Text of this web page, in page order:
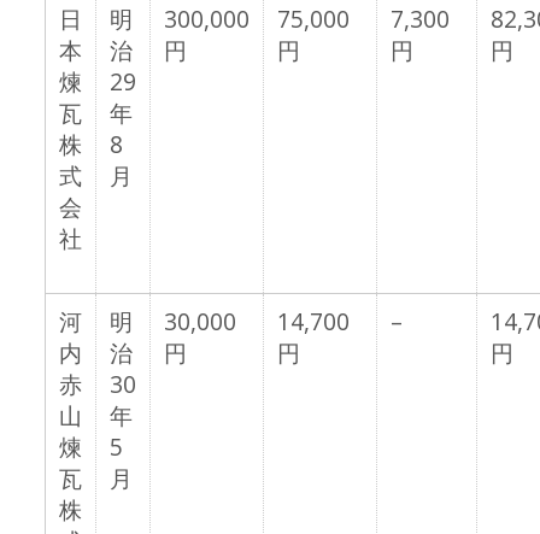
日
本
煉
瓦
株
式
会
社
明
治
29
年
8
月
300,000
円
75,000
円
7,300
円
円
河
内
赤
山
煉
瓦
株
明
治
30
年
5
月
30,000
円
14,700
円
–
円